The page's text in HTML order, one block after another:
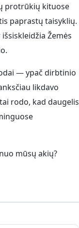
protrūkių kituose
paprastų taisyklių.
Žemės
— ypač dirbtinio
likdavo
rodo, kad daugelis
mūsų akių?